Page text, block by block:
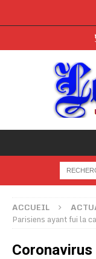
ACCUEIL
Parisiens ayant fui la